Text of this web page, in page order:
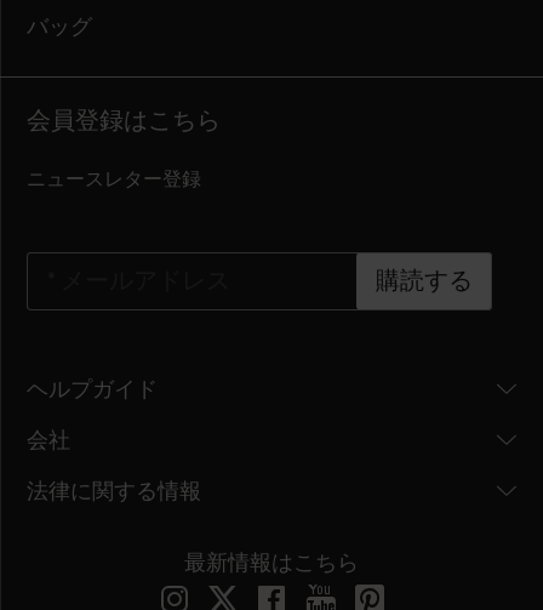
バッグ
会員登録はこちら
ニュースレター登録
購読する
ヘルプガイド
会社
法律に関する情報
最新情報はこちら